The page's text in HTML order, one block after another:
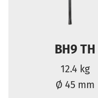
BH9 TH
12.4 kg
Ø 45 mm